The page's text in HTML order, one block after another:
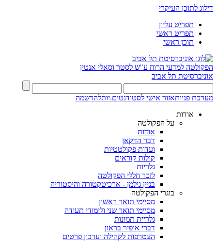
דילוג לתוכן העיקרי
תפריט עליון
תפריט ראשי
תוכן ראשי
הפקולטה למדעי הרוח ע"ש לסטר וסאלי אנטין
אוניברסיטת תל אביב
מערכת פניותאזור אישי לסטודנטים.יותלהרשמה
אודות
על הפקולטה
אודות
דבר הדקאן
ועדות פקולטטיות
קולות קוראים
גלריות
לזכר חללי הפקולטה
בניין גילמן - ארכיטקטורה והיסטוריה
בוגרי הפקולטה
מסיימי תואר ראשון
מסיימי תואר שני ולימודי תעודה
גלריית תמונות
דברי אופיר בראון
הצטרפות לקהילה ועדכון פרטים